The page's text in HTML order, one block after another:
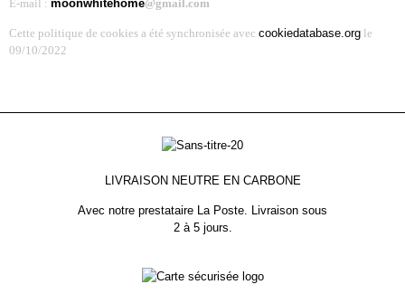
E-mail : moonwhitehome@gmail.com
Cette politique de cookies a été synchronisée avec cookiedatabase.org le
09/10/2022
LIVRAISON NEUTRE EN CARBONE
Avec notre prestataire La Poste. Livraison sous
2 à 5 jours.